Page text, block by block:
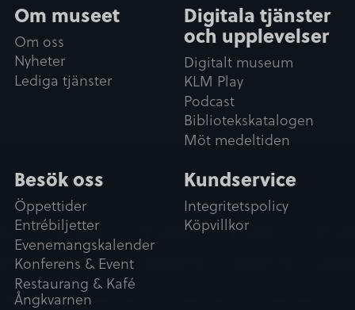
Tillåt alla
Tillåt urval
Om museet
Om oss
Nyheter
Lediga tjänster
Digitala tjänster
och upplevelser
Digitalt museum
KLM Play
Podcast
Bibliotekskatalogen
Möt medeltiden
Besök oss
Öppettider
Entrébiljetter
Evenemangskalender
Konferens & Event
Restaurang & Kafé
Ångkvarnen
Kundservice
Integritetspolicy
Köpvillkor